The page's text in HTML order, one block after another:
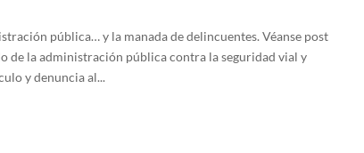
pública… y la manada de delincuentes. Véanse post
de la administración pública contra la seguridad vial y
y denuncia al...